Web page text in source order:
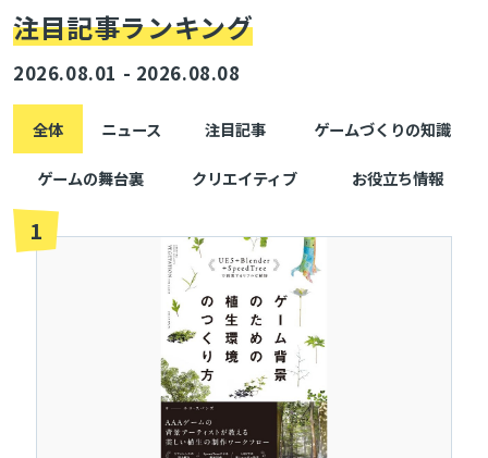
注目記事ランキング
2026.08.01 - 2026.08.08
全体 ニュース 注目記事 ゲームづくりの知識
ゲームの舞台裏 クリエイティブ お役立ち情報
1